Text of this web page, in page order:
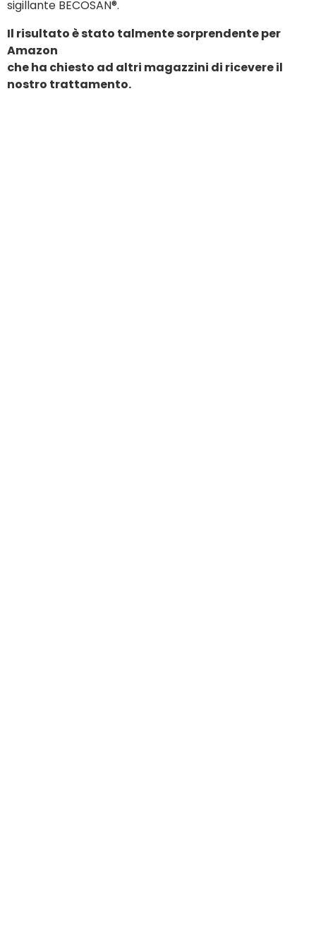
sigillante BECOSAN®.
Il risultato è stato talmente sorprendente per
Amazon
che ha chiesto ad altri magazzini di ricevere il
nostro trattamento.